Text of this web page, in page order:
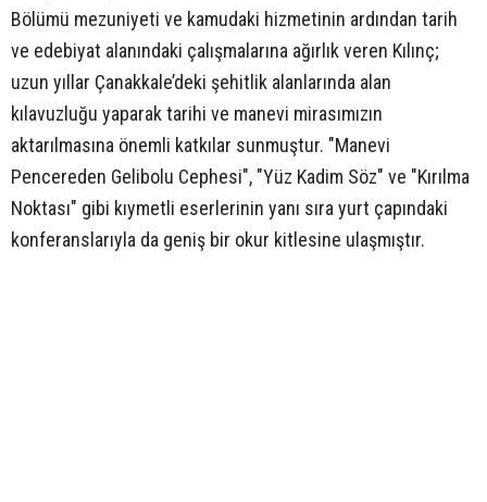
Bölümü mezuniyeti ve kamudaki hizmetinin ardından tarih
ve edebiyat alanındaki çalışmalarına ağırlık veren Kılınç;
uzun yıllar Çanakkale’deki şehitlik alanlarında alan
kılavuzluğu yaparak tarihi ve manevi mirasımızın
aktarılmasına önemli katkılar sunmuştur. "Manevi
Pencereden Gelibolu Cephesi", "Yüz Kadim Söz" ve "Kırılma
Noktası" gibi kıymetli eserlerinin yanı sıra yurt çapındaki
konferanslarıyla da geniş bir okur kitlesine ulaşmıştır.